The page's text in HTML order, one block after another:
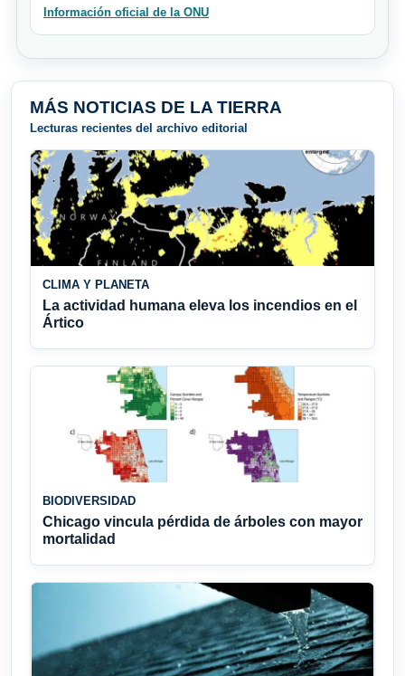
Información oficial de la ONU
MÁS NOTICIAS DE LA TIERRA
Lecturas recientes del archivo editorial
CLIMA Y PLANETA
La actividad humana eleva los incendios en el
Ártico
BIODIVERSIDAD
Chicago vincula pérdida de árboles con mayor
mortalidad